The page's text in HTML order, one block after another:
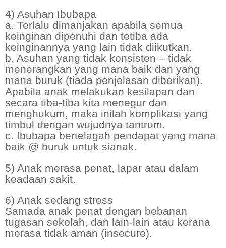
4) Asuhan Ibubapa
a. Terlalu dimanjakan apabila semua
keinginan dipenuhi dan tetiba ada
keinginannya yang lain tidak diikutkan.
b. Asuhan yang tidak konsisten – tidak
menerangkan yang mana baik dan yang
mana buruk (tiada penjelasan diberikan).
Apabila anak melakukan kesilapan dan
secara tiba-tiba kita menegur dan
menghukum, maka inilah komplikasi yang
timbul dengan wujudnya tantrum.
c. Ibubapa bertelagah pendapat yang mana
baik @ buruk untuk sianak.
5) Anak merasa penat, lapar atau dalam
keadaan sakit.
6) Anak sedang stress
Samada anak penat dengan bebanan
tugasan sekolah, dan lain-lain atau kerana
merasa tidak aman (insecure).